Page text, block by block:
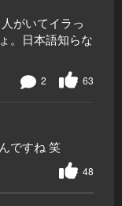
がいてイラっ
。日本語知らな
63
2
ですね 笑
48